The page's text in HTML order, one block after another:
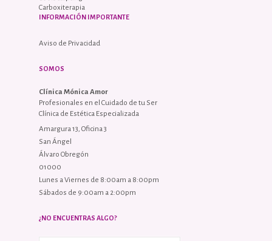
Carboxiterapia
INFORMACIÓN IMPORTANTE
Aviso de Privacidad
SOMOS
Clínica Mónica Amor
Profesionales en el Cuidado de tu Ser
Clínica de Estética Especializada
Amargura 13, Oficina 3
San Ángel
Álvaro Obregón
01000
Lunes a Viernes de 8:00am a 8:00pm
Sábados de 9:00am a 2:00pm
¿NO ENCUENTRAS ALGO?